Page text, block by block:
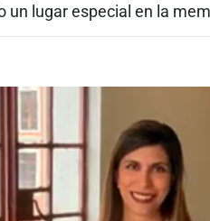
un lugar especial en la